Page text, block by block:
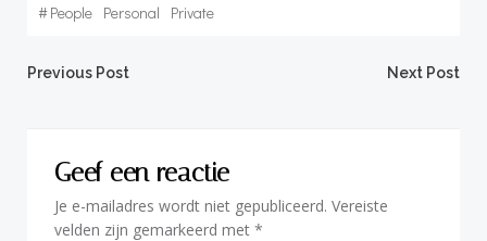
#People Personal Private
Bericht
navigatie
Previous Post
BerichtNext Post
Geef een reactie
Je e-mailadres wordt niet gepubliceerd. Vereiste
velden zijn gemarkeerd met *